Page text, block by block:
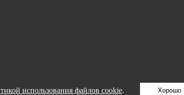
использования файлов cookie. Хорошо